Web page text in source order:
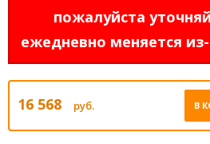
пожалуйста
ежедневно меняется
16 568 руб. В